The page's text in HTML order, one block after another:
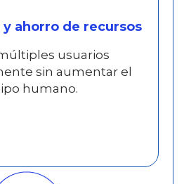
ahorro de recursos
usuarios
sin aumentar el
humano.